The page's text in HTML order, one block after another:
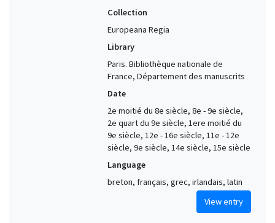
Collection
Europeana Regia
Library
Paris. Bibliothèque nationale de
France, Département des manuscrits
Date
2e moitié du 8e siècle, 8e - 9e siècle,
2e quart du 9e siècle, 1ere moitié du
9e siècle, 12e - 16e siècle, 11e - 12e
siècle, 9e siècle, 14e siècle, 15e siècle
Language
breton, français, grec, irlandais, latin
View entry